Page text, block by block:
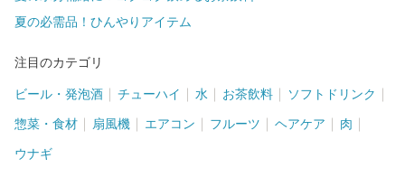
夏の必需品！ひんやりアイテム
注目のカテゴリ
ビール・発泡酒 チューハイ 水 お茶飲料 ソフトドリンク
惣菜・食材 扇風機 エアコン フルーツ ヘアケア 肉
ウナギ